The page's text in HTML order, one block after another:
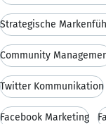
Strategische
Community
Twitter Kommunikation
Facebook Marketing